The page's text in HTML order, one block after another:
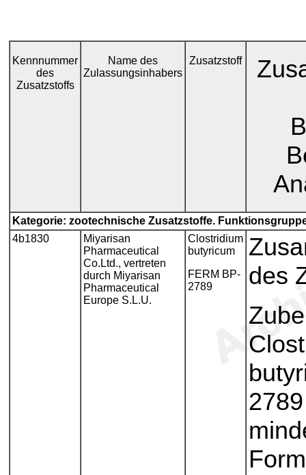
Kennnummer
des
Zusatzstoffs
Name des
Zulassungsinhabers
Zusatzstoff
Kategorie: zootechnische Zusatzstoffe.
4b1830
Miyarisan
Pharmaceutical
Co.Ltd., vertreten
durch Miyarisan
Pharmaceutical
Europe S.L.U.
Clostridium
butyricum
FERM BP-
2789
des